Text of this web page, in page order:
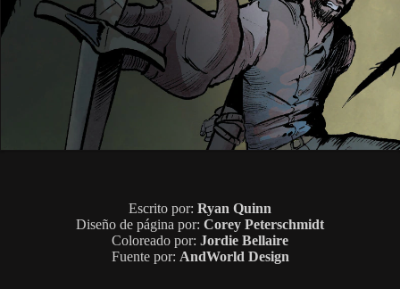
Escrito por: Ryan Quinn
Diseño de página por: Corey Peterschmidt
Coloreado por: Jordie Bellaire
Fuente por: AndWorld Design